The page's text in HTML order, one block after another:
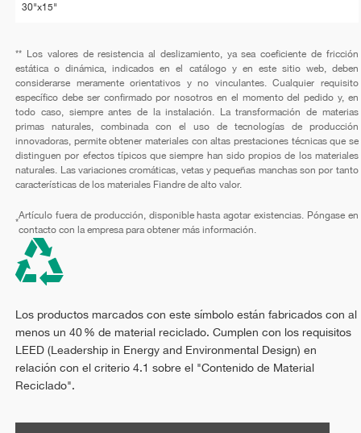
30"x15"
** Los valores de resistencia al deslizamiento, ya sea coeficiente de fricción
estática o dinámica, indicados en el catálogo y en este sitio web, deben
considerarse meramente orientativos y no vinculantes. Cualquier requisito
específico debe ser confirmado por nosotros en el momento del pedido y, en
todo caso, siempre antes de la instalación. La transformación de materias
primas naturales, combinada con el uso de tecnologías de producción
innovadoras, permite obtener materiales con altas prestaciones técnicas que se
distinguen por efectos típicos que siempre han sido propios de los materiales
naturales. Las variaciones cromáticas, vetas y pequeñas manchas son por tanto
características de los materiales Fiandre de alto valor.
*
Artículo fuera de producción, disponible hasta agotar existencias. Póngase en
contacto con la empresa para obtener más información.
Los productos marcados con este símbolo están fabricados con al
menos un 40 % de material reciclado. Cumplen con los requisitos
LEED (Leadership in Energy and Environmental Design) en
relación con el criterio 4.1 sobre el "Contenido de Material
Reciclado".